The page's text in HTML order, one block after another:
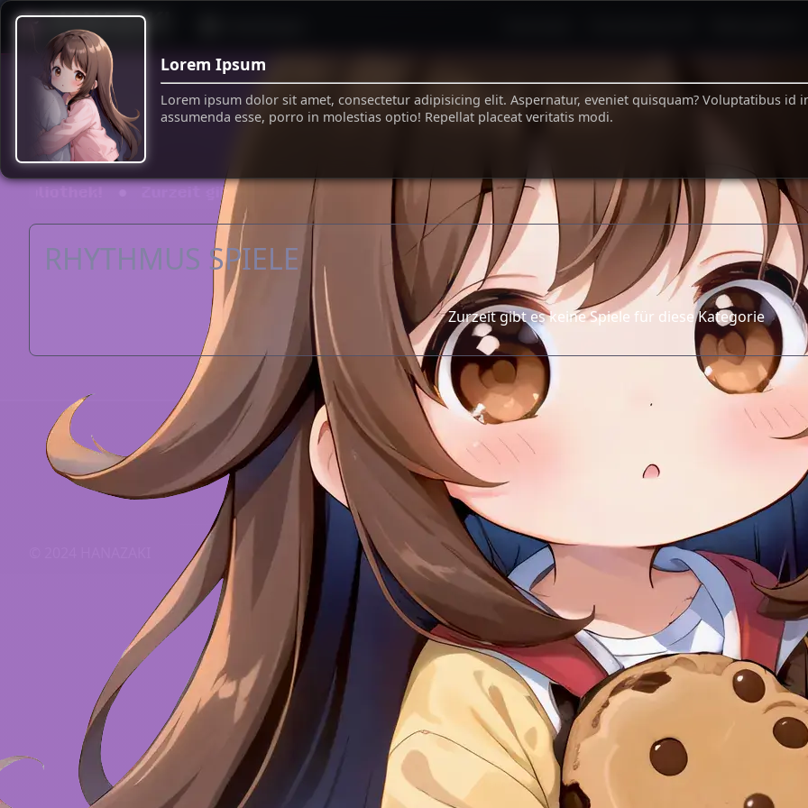
Die Welt von Lina
Spielebibliothek
Zurzeit gibt es 12 Spiele! Tauche ein in Linas Spielevielfalt Schau' dir das
RHYTHMUS SPIELE
Zurzeit gibt es keine Spiele für diese Kategorie
Namensnennungen
Datenschutzerklärung Impressum FAQ
Lorem Ipsum
Lorem ipsum dolor sit amet, consectetur adipisicing elit. Aspernatur, eveniet quisquam? Voluptatibus
assumenda esse, porro in molestias optio! Repellat placeat veritatis modi.